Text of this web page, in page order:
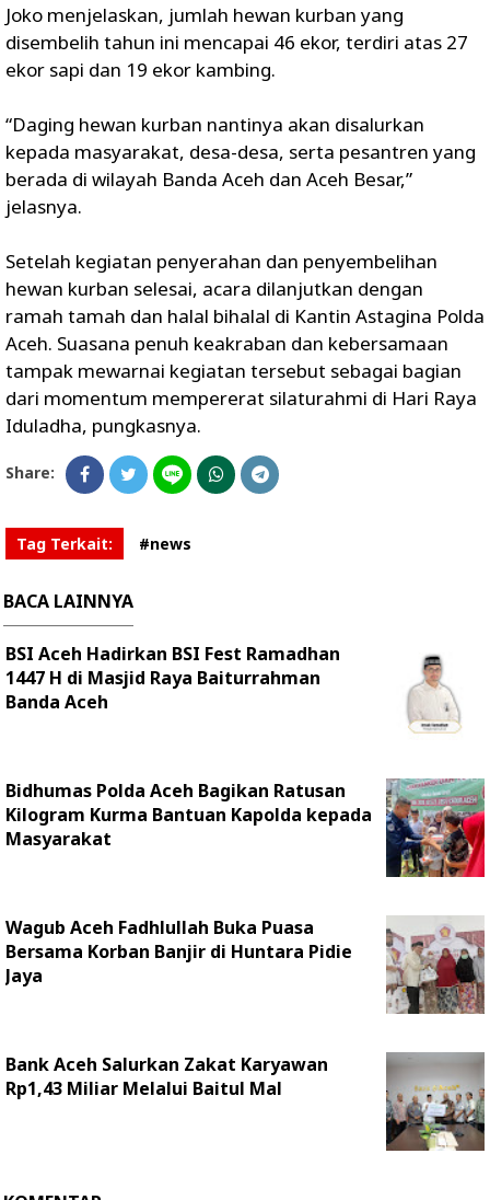
Joko menjelaskan, jumlah hewan kurban yang
disembelih tahun ini mencapai 46 ekor, terdiri atas 27
ekor sapi dan 19 ekor kambing.
“Daging hewan kurban nantinya akan disalurkan
kepada masyarakat, desa-desa, serta pesantren yang
berada di wilayah Banda Aceh dan Aceh Besar,”
jelasnya.
Setelah kegiatan penyerahan dan penyembelihan
hewan kurban selesai, acara dilanjutkan dengan
ramah tamah dan halal bihalal di Kantin Astagina Polda
Aceh. Suasana penuh keakraban dan kebersamaan
tampak mewarnai kegiatan tersebut sebagai bagian
dari momentum mempererat silaturahmi di Hari Raya
Iduladha, pungkasnya.
Share:
Tag Terkait: #news
BACA LAINNYA
BSI Aceh Hadirkan BSI Fest Ramadhan
1447 H di Masjid Raya Baiturrahman
Banda Aceh
Bidhumas Polda Aceh Bagikan Ratusan
Kilogram Kurma Bantuan Kapolda kepada
Masyarakat
Wagub Aceh Fadhlullah Buka Puasa
Bersama Korban Banjir di Huntara Pidie
Jaya
Bank Aceh Salurkan Zakat Karyawan
Rp1,43 Miliar Melalui Baitul Mal